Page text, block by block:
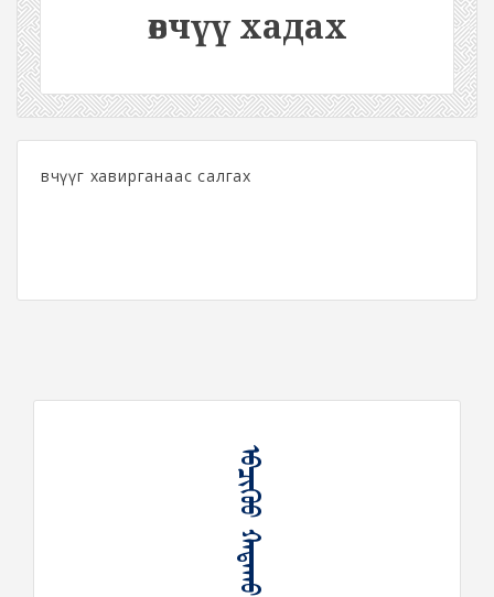
өвчүү хадах
өвчүүг хавирганаас салгах
ᠡᠪᠴᠢᠭᠥᠤ ᠬᠠᠳᠠᠬᠤ